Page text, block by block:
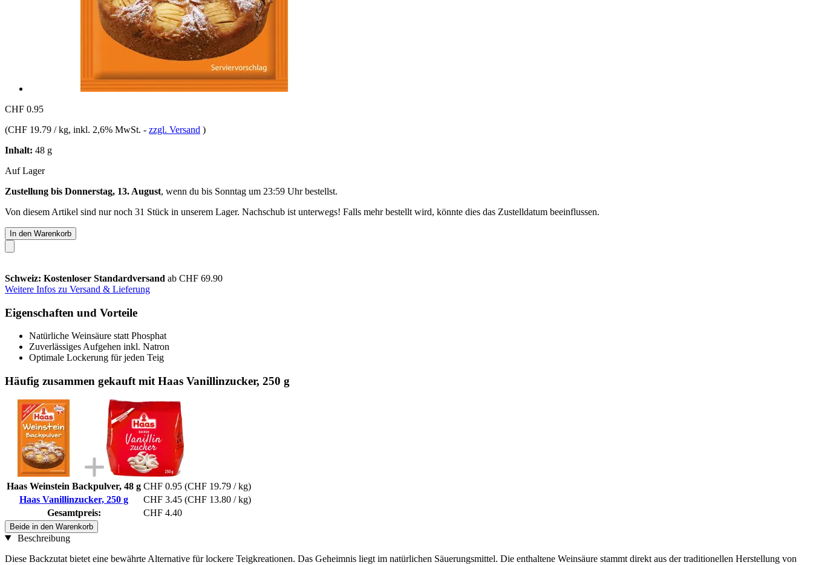
CHF 0.95
(CHF 19.79 / kg, inkl. 2,6% MwSt. - zzgl. Versand )
Inhalt: 48 g
Auf Lager
Zustellung bis Donnerstag, 13. August, wenn du bis Sonntag um 23:59 Uhrbestellst.
Von diesem Artikel sind nur noch 31 Stück in unserem Lager. Nachschub ist unterwegs! Falls mehr bestellt wird, könnte dies das Zustelldatum beeinflussen.
In den Warenkorb
Schweiz: Kostenloser Standardversand ab CHF 69.90
Weitere Infos zu Versand & Lieferung
Eigenschaften und Vorteile
Natürliche Weinsäure statt Phosphat
Zuverlässiges Aufgehen inkl. Natron
Optimale Lockerung für jeden Teig
Häufig zusammen gekauft mit Haas Vanillinzucker, 250 g
Haas Weinstein Backpulver, 48 g CHF 0.95 (CHF 19.79 / kg)
Haas Vanillinzucker, 250 g
CHF 3.45 (CHF 13.80 / kg)
Gesamtpreis:
CHF 4.40
Beide in den Warenkorb
Beschreibung
Diese Backzutat bietet eine bewährte Alternative für lockere Teigkreationen. Das Geheimnis liegt im natürlichen Säuerungsmittel. Die enthaltene Weinsäure stammt direkt aus der traditionellen Herstellung von